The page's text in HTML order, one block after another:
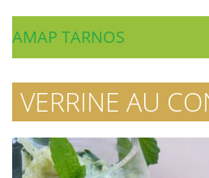
AMAP TARNOS
VERRINE AU